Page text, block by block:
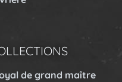
de grand maître